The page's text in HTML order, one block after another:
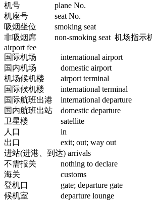
机号 plane No.
机座号 seat No.
吸烟坐位 smoking seat
非吸烟席 non-smoking seat 机场
airport fee
国际机场 international airport
国内机场 domestic airport
机场候机楼 airport terminal
国际候机楼 international terminal
国际航班出港 international departure
国内航班出站 domestic departure
卫星楼 satellite
人口 in
出口 exit; out; way out
进站(进港、到达) arrivals
不需报关 nothing to declare
海关 customs
登机口 gate; departure gate
候机室 departure lounge